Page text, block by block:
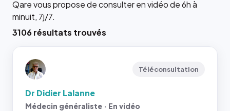
Qare vous propose de consulter en vidéo de 6h à
minuit, 7j/7.
3106 résultats trouvés
Téléconsultation
Dr Didier Lalanne
Médecin généraliste · En vidéo